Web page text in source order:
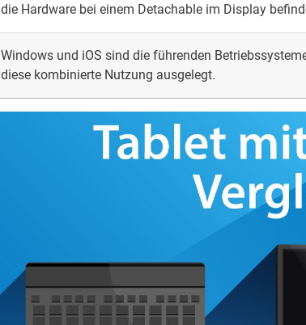
die Hardware bei einem Detachable im Display
Windows und iOS sind die führenden
diese kombinierte Nutzung ausgelegt.